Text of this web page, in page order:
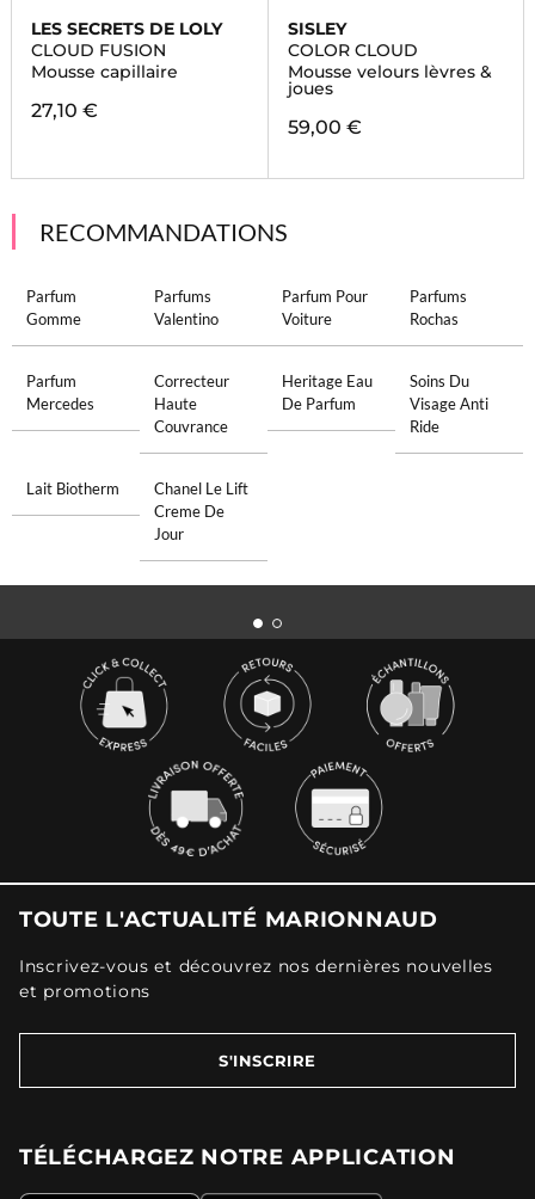
LES SECRETS DE LOLY
CLOUD FUSION
Mousse capillaire
27,10 €
SISLEY
COLOR CLOUD
Mousse velours lèvres &
joues
59,00 €
RECOMMANDATIONS
Parfum
Gomme
Parfums
Valentino
Parfum Pour
Voiture
Parfums
Rochas
Parfum
Mercedes
Correcteur
Haute
Couvrance
Heritage Eau
De Parfum
Soins Du
Visage Anti
Ride
Lait Biotherm
Chanel Le Lift
Creme De
Jour
TOUTE L'ACTUALITÉ MARIONNAUD
Inscrivez-vous et découvrez nos dernières nouvelles
et promotions
S'INSCRIRE
TÉLÉCHARGEZ NOTRE APPLICATION